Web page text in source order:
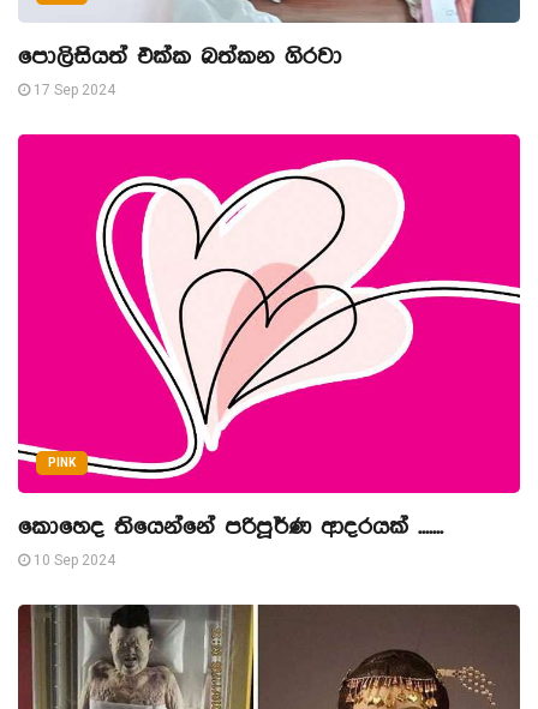
පොලිසියත් එක්ක බත්කන ගිරවා
17 Sep 2024
PINK
කොහෙද තියෙන්නේ පරිපූර්ණ ආදරයක් .......
10 Sep 2024